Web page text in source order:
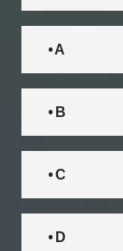
• A
• B
• C
• D